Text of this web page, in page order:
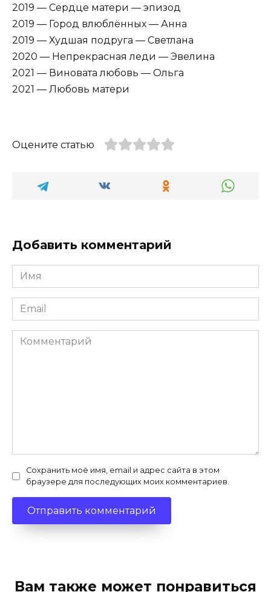
2019 — Сердце матери — эпизод
2019 — Город влюблённых — Анна
2019 — Худшая подруга — Светлана
2020 — Непрекрасная леди — Эвелина
2021 — Виновата любовь — Ольга
2021 — Любовь матери
Оцените статью
Добавить комментарий
Имя
*
Email
*
Комментарий
Сохранить моё имя, email и адрес сайта в этом
браузере для последующих моих комментариев.
Вам также может понравиться